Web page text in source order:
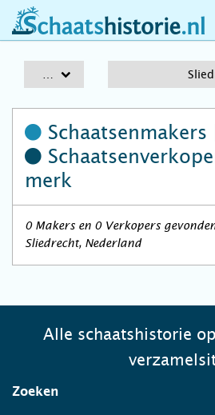
schaatshistorie.nl
Schaatsenmakers |
merk
0 Makers en 0 Verkopers
Sliedrecht, Nederland
Alle schaatshistorie
Zoeken